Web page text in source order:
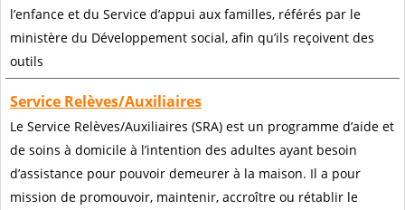
l’enfance et du Service d’appui aux familles, référés par le
ministère du Développement social, afin qu’ils reçoivent des
outils
Service Relèves/Auxiliaires
Le Service Relèves/Auxiliaires (SRA) est un programme d’aide et
de soins à domicile à l’intention des adultes ayant besoin
d’assistance pour pouvoir demeurer à la maison. Il a pour
mission de promouvoir, maintenir, accroître ou rétablir le